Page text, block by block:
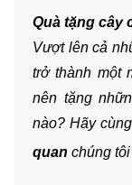
Quà tặng cây
Vượt lên cả
trở thành một
nên tặng
nào? Hãy
quan chúng